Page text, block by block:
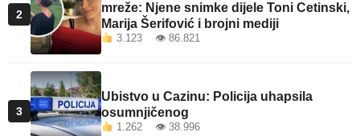
2
mreže: Njene snimke dijele Toni Cetinski,
Marija Šerifović i brojni mediji
3.123 👁 86.821
3
Ubistvo u Cazinu: Policija uhapsila
osumnjičenog
1.262 👁 38.996